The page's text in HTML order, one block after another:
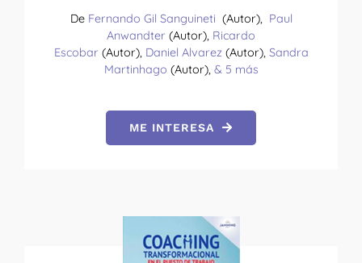
De Fernando Gil Sanguineti (Autor), Paul
Anwandter (Autor), Ricardo
Escobar (Autor), Daniel Alvarez (Autor), Sandra
Martinhago (Autor), & 5 más
ME INTERESA